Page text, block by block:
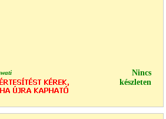
Nincs
készleten